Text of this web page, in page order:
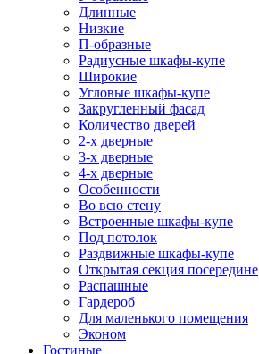
Длинные
Низкие
П-образные
Радиусные шкафы-купе
Широкие
Угловые шкафы-купе
Закругленный фасад
Количество дверей
2-х дверные
3-х дверные
4-х дверные
Особенности
Во всю стену
Встроенные шкафы-купе
Под потолок
Раздвижные шкафы-купе
Открытая секция посередине
Распашные
Гардероб
Для маленького помещения
Эконом
Гостиные